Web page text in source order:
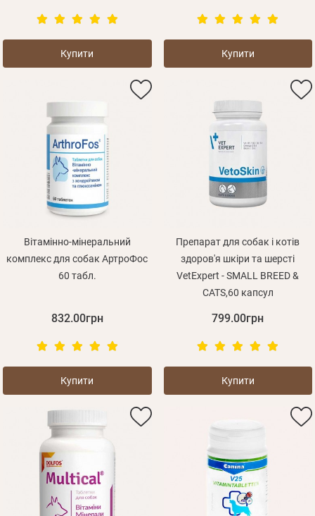
Купити Купити
Вітамінно-мінеральний
комплекс для собак АртроФос
60 табл.
832.00грн
Купити
Препарат для собак і котів
здоров'я шкіри та шерсті
VetExpert - SMALL BREED &
CATS,60 капсул
799.00грн
Купити